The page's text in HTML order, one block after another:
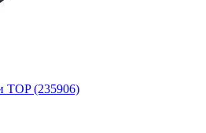
TOP (235906)